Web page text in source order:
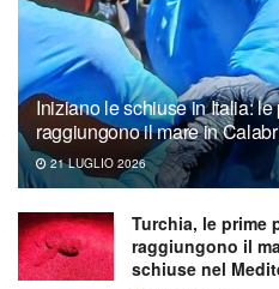
Iniziano le schiuse in Italia:
raggiungono il mare in
21 LUGLIO 2026
Turchia, le prime
raggiungono il
schiuse nel